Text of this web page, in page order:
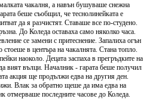
чакалня, а навън бушуваше снежна
беше съобщил, че теснолинейката е
да я разчистят. Ставаше все по-студено.
До Коледа оставаха само няколко часа.
се замени с притеснение. Запалиха огън
стоеше в центъра на чакалнята. Стана топло.
наоколо. Децата заспаха в прегръдките на
вият вълци. Началник - гарата беше получил
акция ще продължи едва на другия ден.
Влак за обратно щеше да има едва на
отмерваше последните часове до Коледа.